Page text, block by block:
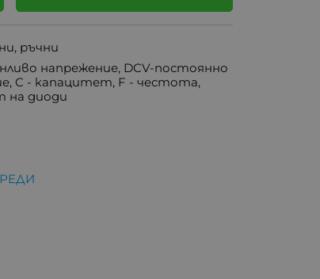
ръчни
напрежение, DCV-постоянно
C - капацитет, F - честота,
на диоди